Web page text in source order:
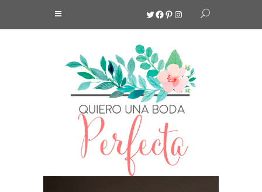
Twitter
Facebook
Pinterest
Instagram